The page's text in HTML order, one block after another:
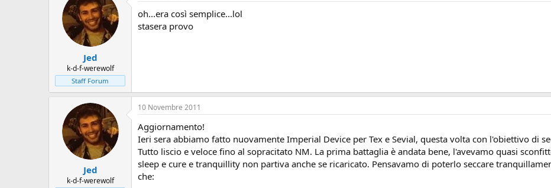
Jed
k-d-f-werewolf
Staff Forum
oh...era così semplice...lol
stasera provo
Jed
k-d-f-werewolf
10 Novembre 2011
Aggiornamento!
Ieri sera abbiamo fatto nuovamente Imperial Device per Tex e Sevial, questa volta con l'obiettivo di
Tutto liscio e veloce fino al sopracitato NM. La prima battaglia è andata bene, l'avevamo quasi
sleep e cure e tranquillity non partiva anche se ricaricato. Pensavamo di poterlo seccare
che: